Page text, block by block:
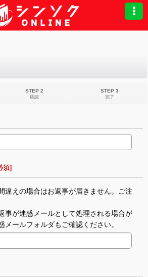
STEP 2
確認
STEP 3
完了
須]
違えの場合はお返事が届きません。ご注
事が迷惑メールとして処理される場合が
メールフォルダもご確認ください。